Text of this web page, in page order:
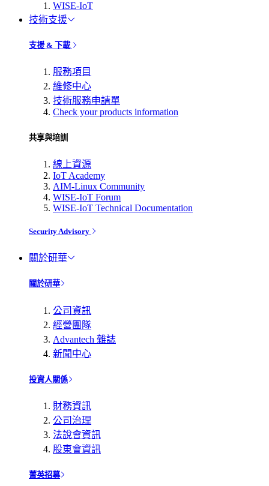
WISE-IoT
技術支援
支援 & 下載
服務項目
維修中心
技術服務申請單
Check your products information
共享與培訓
線上資源
IoT Academy
AIM-Linux Community
WISE-IoT Forum
WISE-IoT Technical Documentation
Security Advisory
關於研華
關於研華
公司資訊
經營團隊
Advantech 雜誌
新聞中心
投資人關係
財務資訊
公司治理
法說會資訊
股東會資訊
菁英招募